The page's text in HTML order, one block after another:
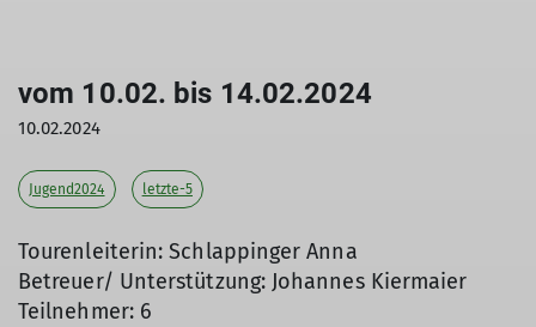
vom 10.02. bis 14.02.2024
10.02.2024
Jugend2024 letzte-5
Tourenleiterin: Schlappinger Anna
Betreuer/ Unterstützung: Johannes Kiermaier
Teilnehmer: 6